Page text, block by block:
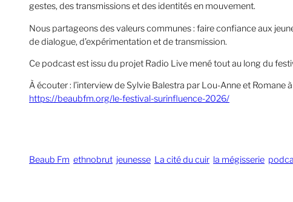
gestes, des transmissions et des identités en mouvement.
Nous partageons des valeurs communes : faire confiance aux
de dialogue, d’expérimentation et de transmission.
Ce podcast est issu du projet Radio Live mené tout au long du
À écouter : l’interview de Sylvie Balestra par Lou-Anne et Romane
https://beaubfm.org/le-festival-surinfluence-2026/
Beaub Fm ethnobrut jeunesse La cité du cuir la mégisserie